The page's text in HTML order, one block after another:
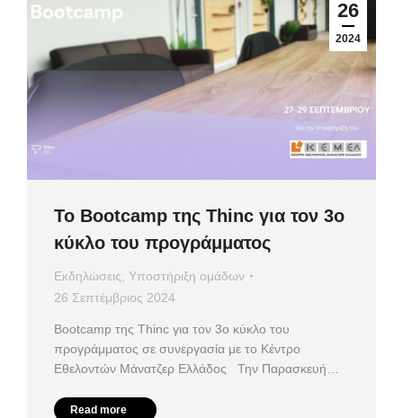
26
2024
Το Bootcamp της Thinc για τον 3ο
κύκλο του προγράμματος
Εκδηλώσεις Υποστήριξη ομάδων
26 Σεπτέμβριος 2024
Bootcamp της Thinc για τον 3ο κύκλο του
προγράμματος σε συνεργασία με το Κέντρο
Εθελοντών Μάνατζερ Ελλάδος Την Παρασκευή…
Read more